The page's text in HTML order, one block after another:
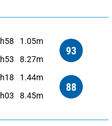
1.05m
8.27m
93
1.44m
8.45m
88